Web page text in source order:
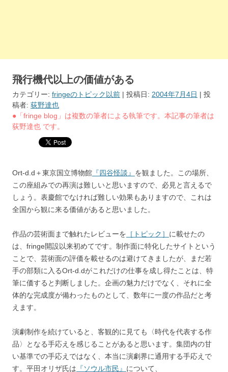
飛行機代以上の価値がある
カテゴリー: fringeのトピック以前 | 投稿日: 2004年7月4日 | 投
稿者: 荻野達也
●「fringe blog」は複数の筆者による執筆です。本記事の筆者は
荻野達也 です。
Ort-d.d＋東京国立博物館 『四谷怪談』 を観ました。この場所、
この座組みでの再演は難しいと思いますので、必見と言えるで
しょう。表慶館でなければ難しい効果もありますので、これは
全国から観に来る価値があると思いました。
作品の芸術面まで触れたレビューを ［トピック］ に載せたの
は、fringe開設以来初めてです。制作面に特化したサイトという
ことで、芸術面の評価を載せるのは避けてきましたが、まだ若
手の部類に入るOrt-d.dがこれだけの仕事を成し得たことは、特
筆に価すると判断しました。企画の魅力だけでなく、それに全
体的な完成度が備わったものとして、数年に一度の作品だと考
えます。
演劇制作を続けていると、客観的に見ても〈時代を代表する作
品〉となる手応えを感じることがあると思います。集団内の甘
い基準での手応えではなく、本当に演劇界に通用する手応えで
す。平田オリザ氏は 『ソウル市民』 について、